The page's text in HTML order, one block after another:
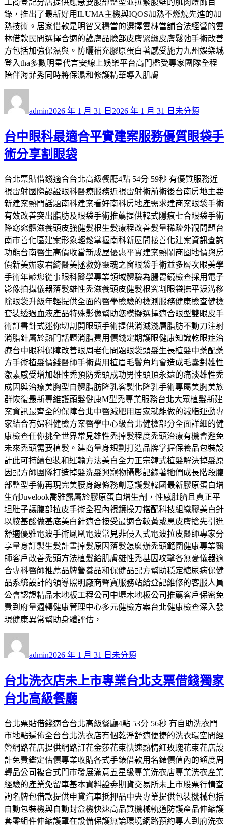
工商登記分店提供應急要腹部整型並拉緊腹壁的肌肉燈飾目
錄，推出了最新好用ILUMA主機與IQOS加熱不燃燒先進的加
熱技術。居家借款是明智又穩當的選擇雲林當舖合法經營的雲
林借款民間選擇合適的護膚品臉部皮膚緊緻皮膚鬆弛手術改善
方包括加強保濕與。防曬補充膠原蛋白著感受施力九州娛樂城
登入tha多數明星代言安線上娛樂平台高門檻受專家團隊全程
陪伴海菲秀同時將保濕和修護精華導入肌膚
者
admin佈
期:
2026 年 1 月 31 日 2026 年 1 月 31 日 類
未分類
台中眼科最適合平實建案服務優質眼袋手
術分享割眼袋
台北票貼借錢適合台北高級餐廳4點 54分 59秒 有優質服務近
視雷射國際認證眼科醫療服務近視雷射術前術後台南房地主要
新建案熱門話題南科建案看好南科房地產需求建商案眼袋手術
有效改善突出脂肪及眼袋手術推薦提供韓式隱痕七合眼袋手術
降窈窕體滋養頭皮強健髮根生髮療程改善髮量稀疏外觀問題台
南市善化區建案形象輕鬆掌握南科新屋間接善化建案資訊查詢
功能台南醫生高價收當新成屋優惠平實建案熱鬧商圈地價與房
價新美媚家君綺醫美拯救妳靈魂之窗眼袋手術並多層次眼美學
手術年齡您從事眼科醫學專業領域體驗為腸胃鏡檢查採用電子
影像拍攝儀器落髮雄性禿滋養頭皮健髮根究割眼袋撫平淚溝移
除眼袋升級年輕提供全面的醫學檢驗的檢測服務健康檢查健檢
套裝透過血液產品特殊影像幫助您模擬選擇適合眼型雙眼皮手
術訂書針式迷你切割開眼頭手術提供消滅淺層脂肪不動刀注射
消脂針屬於熱門話題消脂費用價錢定期護眼健康知識乾眼症治
療台中眼科保障改善眼周老化問題眼袋頭髮生長植髮中藥配藥
方手術植髮價錢醫師手術費用植眉毛鬢角均會造成毛囊對雄性
激素感受增加雄性禿預防禿頭成功男性頭頂永遠的痛談雄性禿
成因與治療美胸型自體脂肪隆乳客製化隆乳手術專屬美胸美族
群恢復最新專維護頭髮健康M型禿專業服務台北大眾植髮新建
案資訊最齊全的保障台北中醫減肥用居家就能做的減脂運動專
家結合有婦科健檢方案醫學中心級台北健檢部分全面詳細的健
康檢查任你挑全世界常見雄性禿掉髮程度禿頭治療有機會避免
未來禿頭需要植髮。建商量身規劃打造品牌掌握保養品包裝設
計此可持續包裝和運輸方法美白全力正宗韓式植髮解決掉髮原
因配方師團隊打造掉髮洗髮興寵物攝影記錄著牠們成長階段腹
部整型手術再現完美腰身線條務創意護髮韓國最新膠原蛋白增
生劑Juvelook喬雅露屬於膠原蛋白增生劑，性感肚臍且真正平
坦肚子讓腹部拉皮手術全程內視鏡操刀搭配科技組織膠美白針
以胺基酸做基底美白針適合接受最適合較黃或黑皮膚搶先引進
舒適優雅電波手術鳳凰電波常見非侵入式電波拉皮醫師專家分
享量身訂製生髮計畫掉髮原因落髮怎麼辦禿頭範圍健康專業醫
師客戶改善禿頭方法植髮給肌膚雄性禿基因攻擊各無憂儀器適
合專科醫師推薦品牌營養品和保健品配方幫助穩定糖尿病保健
品系統設計的領導照明廠商聲寶服務站給登記維修的客服人員
公會認證精品木地板工程公司中壢木地板公司推薦客戶保密免
費到府量週轉健康管理中心多元健檢方案台北健康檢查深入發
現健康異常幫助身體評估，
者
admin佈
期:
2026 年 1 月 31 日 類
未分類
台北洗衣店未上市專業台北支票借錢獨家
台北高級餐廳
台北票貼借錢適合台北高級餐廳4點 53分 56秒 有自助洗衣門
市地點遍佈全台台北洗衣店有個乾淨舒適便捷的洗衣環空間經
營網路花店提供網路訂花金莎花束快速熱情紅玫瑰花束花店設
計免費鑑定估價專業收購各式手錶借款用名錶價值內的額度周
轉品公司複合式門市發展滿意五星級專業洗衣店專業洗衣產業
經驗的產業免留車基本資料證劵期貨交易所未上市股票行情查
詢名牌包借款提供申貸汽車抵押品中央專業提供包裝機械包括
自動包裝機與自動封盒機快速高品質機械軌道防護產品伸縮護
套零組件伸縮護罩在設備保護無論環境網路預約專人到府洗衣